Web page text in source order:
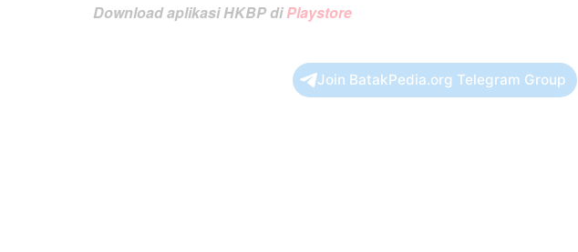
Download aplikasi HKBP diPlaystore
Join BatakPedia.org Telegram Group